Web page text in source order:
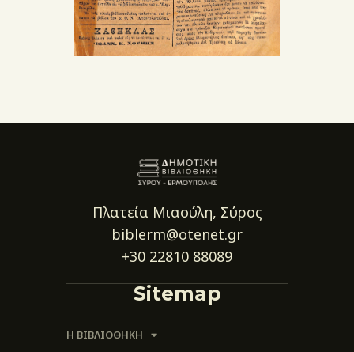
Πλατεία Μιαούλη, Σύρος
biblerm@otenet.gr
+30 22810 88089
Sitemap
Η ΒΙΒΛΙΟΘΗΚΗ